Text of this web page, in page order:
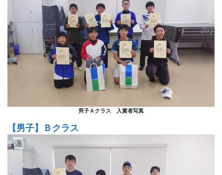
男子Ａクラス 入賞者写真
【男子】Ｂクラス